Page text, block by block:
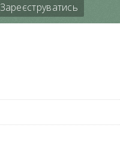
Зареєструватись